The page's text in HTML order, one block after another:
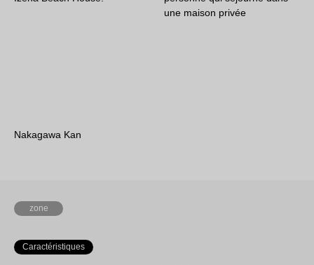
une maison privée
Nakagawa Kan
zone
Caractéristiques